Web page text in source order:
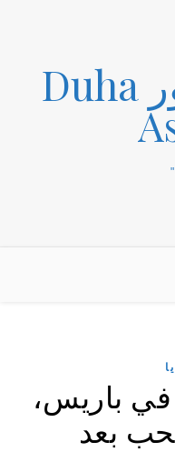
ضحى عاشور Duha
باريس،
بعد